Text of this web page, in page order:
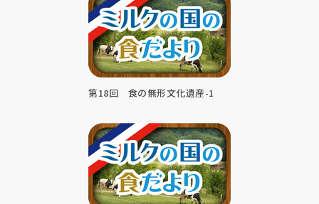
第18回 食の無形文化遺産-1